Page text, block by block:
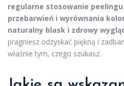
regularne stosowanie
przebarwień i wyrównania
naturalny blask i zdrowy
pragniesz odzyskać piękną i
właśnie tym, czego szukasz.